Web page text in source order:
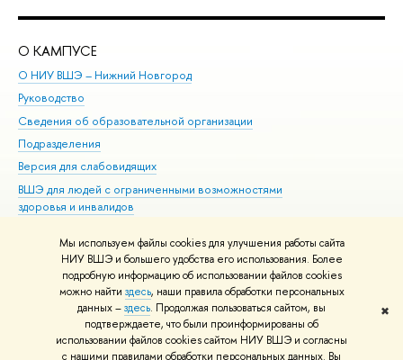
Мы используем файлы cookies для улучшения работы сайта
НИУ ВШЭ и большего удобства его использования. Более
подробную информацию об использовании файлов cookies
можно найти здесь, наши правила обработки персональных
данных –здесь. Продолжая пользоваться сайтом, вы
подтверждаете, что были проинформированы об
использовании файлов cookies сайтом НИУ ВШЭ и согласны
с нашими правилами обработки персональных данных. Вы
✖
О КАМПУСЕ
О НИУ ВШЭ – Нижний Новгород
Руководство
Сведения об образовательной организации
Подразделения
Версия для слабовидящих
ВШЭ для людей с ограниченными возможностями
здоровья и инвалидов
© НИУ ВШЭ 1993–2026 Адреса и контакты Условия использования